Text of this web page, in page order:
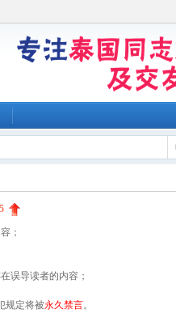
；
误导读者的内容；
规定将被永久禁言。